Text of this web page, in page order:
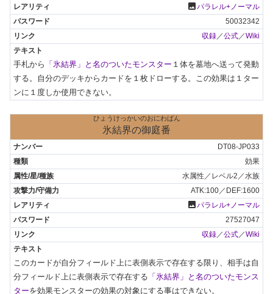
photoパラレル+ノーマル
50032342
収録／公式／Wiki
手札から 「氷結界」と名のついたモンスター １体を墓地へ送って発動
する。自分のデッキからカードを１枚ドローする。この効果は１ター
ンに１度しか使用できない。
ひょうけっかいのおにわばん
氷結界の御庭番
DT08-JP033
効果
水属性／レベル2／水族
ATK:100／DEF:1600
photoパラレル+ノーマル
27527047
収録／公式／Wiki
このカードが自分フィールド上に表側表示で存在する限り、相手は自
分フィールド上に表側表示で存在する 「氷結界」と名のついたモンス
ターを効果モンスターの効果の対象にする事はできない。